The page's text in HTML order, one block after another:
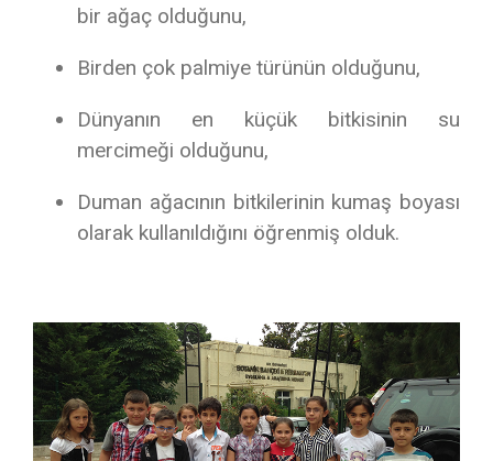
bir ağaç olduğunu,
Birden çok palmiye türünün olduğunu,
Dünyanın en küçük bitkisinin su
mercimeği olduğunu,
Duman ağacının bitkilerinin kumaş boyası
olarak kullanıldığını öğrenmiş olduk.